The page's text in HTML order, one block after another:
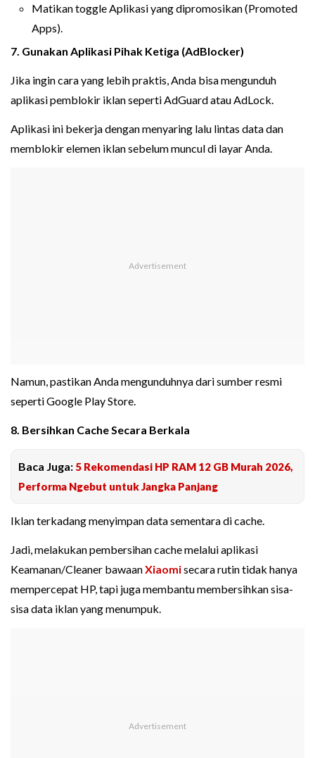
Matikan toggle Aplikasi yang dipromosikan (Promoted
Apps).
7. Gunakan Aplikasi Pihak Ketiga (AdBlocker)
Jika ingin cara yang lebih praktis, Anda bisa mengunduh
aplikasi pemblokir iklan seperti AdGuard atau AdLock.
Aplikasi ini bekerja dengan menyaring lalu lintas data dan
memblokir elemen iklan sebelum muncul di layar Anda.
Namun, pastikan Anda mengunduhnya dari sumber resmi
seperti Google Play Store.
8. Bersihkan Cache Secara Berkala
Baca Juga: 5 Rekomendasi HP RAM 12 GB Murah 2026,
Performa Ngebut untuk Jangka Panjang
Iklan terkadang menyimpan data sementara di cache.
Jadi, melakukan pembersihan cache melalui aplikasi
Keamanan/Cleaner bawaanXiaomisecara rutin tidak hanya
mempercepat HP, tapi juga membantu membersihkan sisa-
sisa data iklan yang menumpuk.